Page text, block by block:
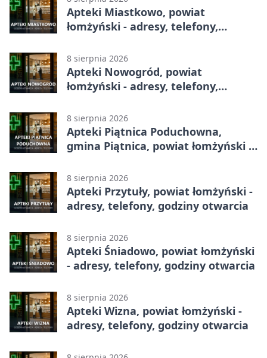
Apteki Miastkowo, powiat
łomżyński - adresy, telefony,
8 sierpnia 2026
Apteki Nowogród, powiat
łomżyński - adresy, telefony,
8 sierpnia 2026
Apteki Piątnica Poduchowna,
gmina Piątnica, powiat łomżyński -
8 sierpnia 2026
Apteki Przytuły, powiat łomżyński -
adresy, telefony, godziny otwarcia
8 sierpnia 2026
Apteki Śniadowo, powiat łomżyński
- adresy, telefony, godziny otwarcia
8 sierpnia 2026
Apteki Wizna, powiat łomżyński -
adresy, telefony, godziny otwarcia